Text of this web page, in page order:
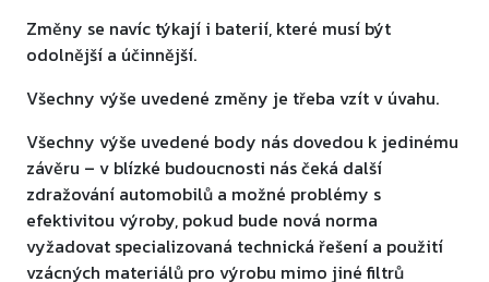
Změny se navíc týkají i baterií, které musí být
odolnější a účinnější.
Všechny výše uvedené změny je třeba vzít v úvahu.
Všechny výše uvedené body nás dovedou k jedinému
závěru – v blízké budoucnosti nás čeká další
zdražování automobilů a možné problémy s
efektivitou výroby, pokud bude nová norma
vyžadovat specializovaná technická řešení a použití
vzácných materiálů pro výrobu mimo jiné filtrů